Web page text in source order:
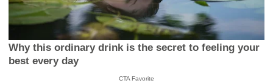
Why this ordinary drink is the secret to feeling your
best every day
CTA Favorite